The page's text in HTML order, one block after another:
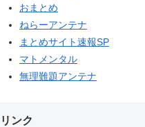
おまとめ
ねらーアンテナ
まとめサイト速報SP
マトメンタル
無理難題アンテナ
リンク